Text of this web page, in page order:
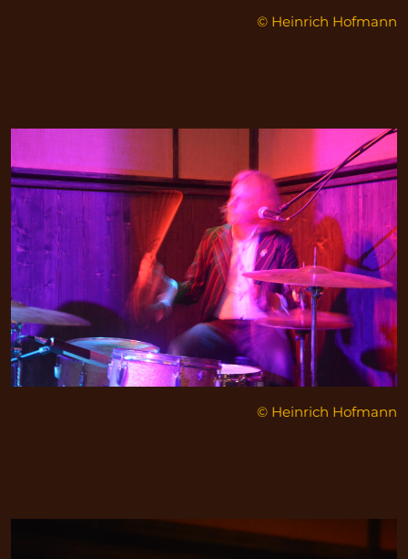
© Heinrich Hofmann
© Heinrich Hofmann